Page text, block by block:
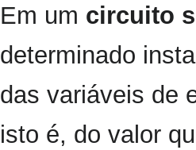
Em um circuito
determinado
das variáveis de
isto é, do valor